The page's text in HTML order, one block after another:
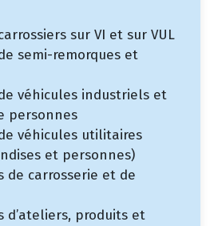
sur VI et sur VUL
semi-remorques et
véhicules industriels et
personnes
véhicules utilitaires
et personnes)
de carrosserie et de
d’ateliers, produits et